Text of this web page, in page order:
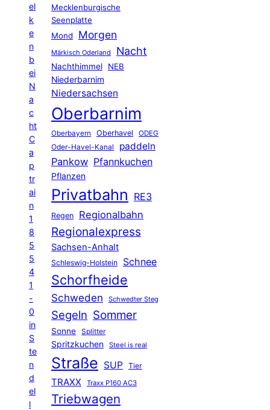
el
k
e
n
b
ei
N
a
c
ht
C
a
p
tr
ai
n
1
8
5
5
4
1
-
0
in
S
te
n
d
el
l
Mecklenburgische
Seenplatte
Mond
Morgen
Märkisch Oderland Nacht
Nachthimmel
NEB
Niederbarnim
Niedersachsen
Oberbarnim
Oberbayern Oberhavel ODEG
Oder-Havel-Kanal paddeln
Pankow Pfannkuchen
Pflanzen
Privatbahn RE3
Regen Regionalbahn
Regionalexpress
Sachsen-Anhalt
Schleswig-Holstein Schnee
Schorfheide
Schweden Schwedter Steg
Segeln Sommer
Sonne Splitter
Spritzkuchen Steel is real
Straße SUP Tier
TRAXX Traxx P160 AC3
Triebwagen